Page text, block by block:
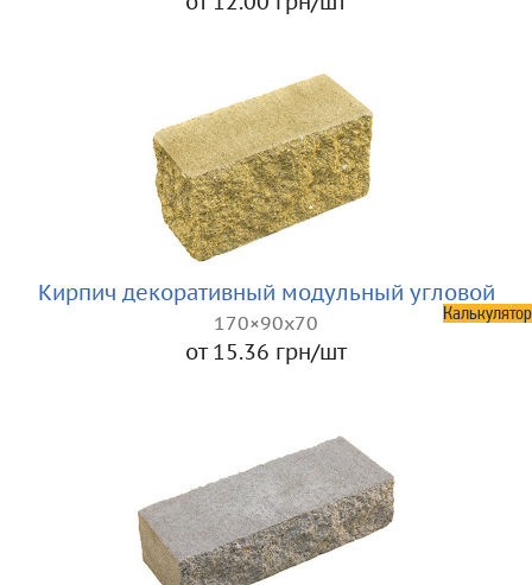
Кирпич декоративный модульный угловой
170×90x70
от 15.36 грн/шт
Калькулятор